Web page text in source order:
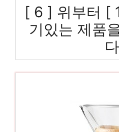
[ 6 ] 위부터 [
기있는 제품